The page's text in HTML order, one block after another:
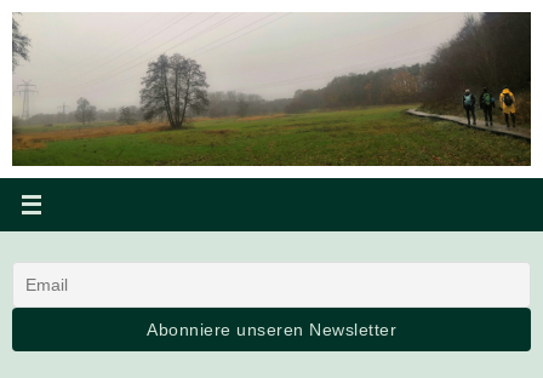
Zum
Inhalt
springen